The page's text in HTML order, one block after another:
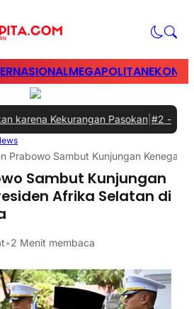
MEGAPOLITAN
Kekurangan Pasokan|#2 -Perkuat
Prabowo Sambut Kunjungan
Sambut Kunjungan
Afrika Selatan di
•2 Menit membaca